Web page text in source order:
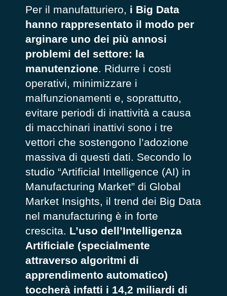
Per il manufatturiero, i Big Data
hanno rappresentato il modo per
arginare uno dei più annosi
problemi del settore: la
manutenzione. Ridurre i costi
operativi, minimizzare i
malfunzionamenti e, soprattutto,
evitare periodi di inattività a causa
di macchinari inattivi sono i tre
vettori che sostengono l’adozione
massiva di questi dati. Secondo lo
studio “Artificial Intelligence (AI) in
Manufacturing Market” di Global
Market Insights, il trend dei Big Data
nel manufacturing è in forte
crescita. L’uso dell’Intelligenza
Artificiale (specialmente
attraverso algoritmi di
apprendimento automatico)
toccherà infatti i 14,2 miliardi di